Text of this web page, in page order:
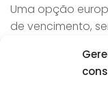
Uma opção
de vencimento,
Quanto ao preço